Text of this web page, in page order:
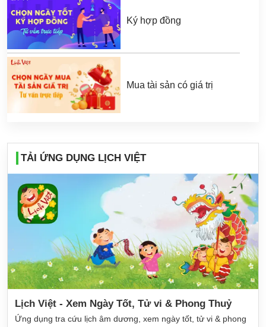
Ký hợp đồng
Mua tài sản có giá trị
TẢI ỨNG DỤNG LỊCH VIỆT
Lịch Việt - Xem Ngày Tốt, Tử vi & Phong Thuỷ
Ứng dụng tra cứu lịch âm dương, xem ngày tốt, tử vi & phong